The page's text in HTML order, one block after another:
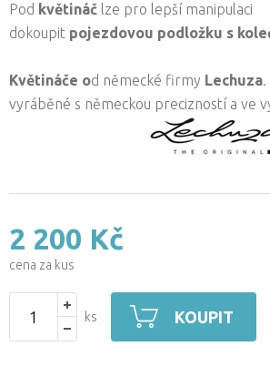
Pod květináč lze pro lepší manipulaci
dokoupit pojezdovou podložku s
Květináče od německé firmy Lechuza
vyráběné s německou precizností a ve
2 200 Kč
cena za kus
ks KOUPIT